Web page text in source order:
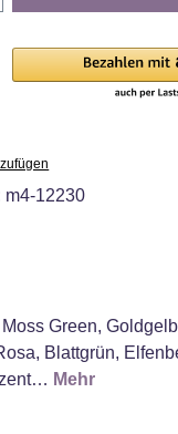
m4-12230
Green,
Blattgrün,
Mehr